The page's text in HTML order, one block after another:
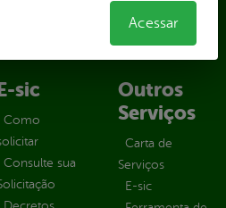
Trânsito e Transportes de Serra
sic
Como
Consulte sua
Outros
Serviços
Carta de
Serviços
E-sic
Acessar